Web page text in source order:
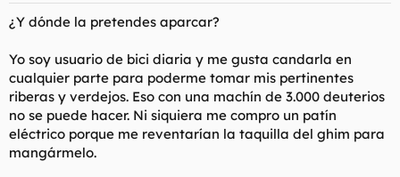
¿Y dónde la pretendes aparcar?
Yo soy usuario de bici diaria y me gusta candarla en
cualquier parte para poderme tomar mis pertinentes
riberas y verdejos. Eso con una machín de 3.000 deuterios
no se puede hacer. Ni siquiera me compro un patín
eléctrico porque me reventarían la taquilla del ghim para
mangármelo.